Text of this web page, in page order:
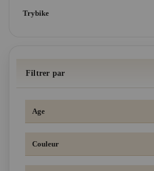
Trybike
Filtrer par
Age
Couleur